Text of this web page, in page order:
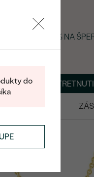
FRIDAY: −25 % NA
DOHODNÚŤ
do